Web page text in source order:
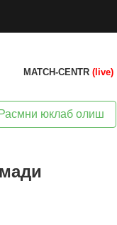
MATCH-CENTR (live)
Расмни юклаб олиш